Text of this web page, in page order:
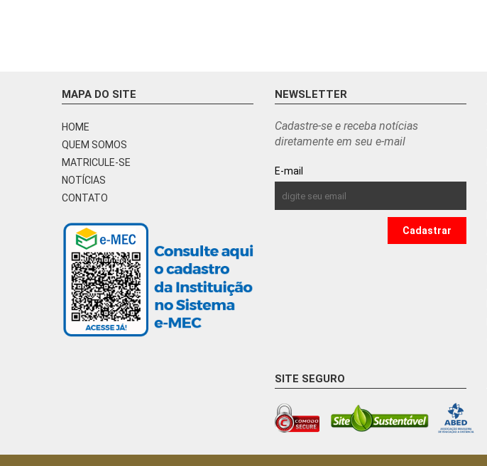
MAPA DO SITE
HOME
QUEM SOMOS
MATRICULE-SE
NOTÍCIAS
CONTATO
NEWSLETTER
Cadastre-se e receba notícias
diretamente em seu e-mail
E-mail
SITE SEGURO